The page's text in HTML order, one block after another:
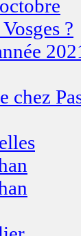
?
chez